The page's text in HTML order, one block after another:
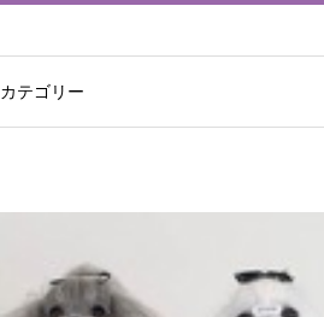
カテゴリー